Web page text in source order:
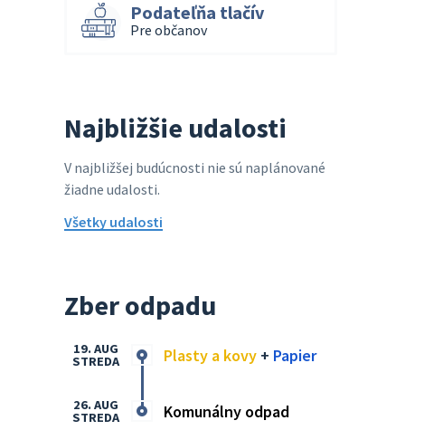
Podateľňa tlačív
Pre občanov
Najbližšie udalosti
V najbližšej budúcnosti nie sú naplánované
žiadne udalosti.
Všetky udalosti
Zber odpadu
Plasty a kovy + Papier
19. AUG
STREDA
Komunálny odpad
26. AUG
STREDA